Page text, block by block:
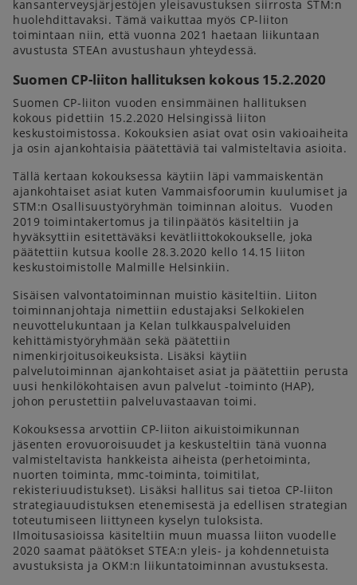
kansanterveysjärjestöjen yleisavustuksen siirrosta STM:n
huolehdittavaksi. Tämä vaikuttaa myös CP-liiton
toimintaan niin, että vuonna 2021 haetaan liikuntaan
avustusta STEAn avustushaun yhteydessä.
Suomen CP-liiton hallituksen kokous 15.2.2020
Suomen CP-liiton vuoden ensimmäinen hallituksen
kokous pidettiin 15.2.2020 Helsingissä liiton
keskustoimistossa. Kokouksien asiat ovat osin vakioaiheita
ja osin ajankohtaisia päätettäviä tai valmisteltavia asioita.
Tällä kertaan kokouksessa käytiin läpi vammaiskentän
ajankohtaiset asiat kuten Vammaisfoorumin kuulumiset ja
STM:n Osallisuustyöryhmän toiminnan aloitus. Vuoden
2019 toimintakertomus ja tilinpäätös käsiteltiin ja
hyväksyttiin esitettäväksi kevätliittokokoukselle, joka
päätettiin kutsua koolle 28.3.2020 kello 14.15 liiton
keskustoimistolle Malmille Helsinkiin.
Sisäisen valvontatoiminnan muistio käsiteltiin. Liiton
toiminnanjohtaja nimettiin edustajaksi Selkokielen
neuvottelukuntaan ja Kelan tulkkauspalveluiden
kehittämistyöryhmään sekä päätettiin
nimenkirjoitusoikeuksista. Lisäksi käytiin
palvelutoiminnan ajankohtaiset asiat ja päätettiin perusta
uusi henkilökohtaisen avun palvelut -toiminto (HAP),
johon perustettiin palveluvastaavan toimi.
Kokouksessa arvottiin CP-liiton aikuistoimikunnan
jäsenten erovuoroisuudet ja keskusteltiin tänä vuonna
valmisteltavista hankkeista aiheista (perhetoiminta,
nuorten toiminta, mmc-toiminta, toimitilat,
rekisteriuudistukset). Lisäksi hallitus sai tietoa CP-liiton
strategiauudistuksen etenemisestä ja edellisen strategian
toteutumiseen liittyneen kyselyn tuloksista.
Ilmoitusasioissa käsiteltiin muun muassa liiton vuodelle
2020 saamat päätökset STEA:n yleis- ja kohdennetuista
avustuksista ja OKM:n liikuntatoiminnan avustuksesta.